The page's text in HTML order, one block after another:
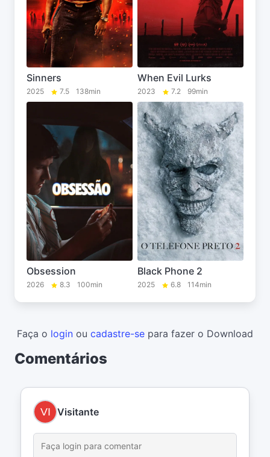
Sinners
2025 7.5 138min
When Evil Lurks
2023 7.2 99min
Obsession
2026 8.3 100min
Black Phone 2
2025 6.8 114min
Faça o login ou cadastre-se para fazer o Download
Comentários
Visitante